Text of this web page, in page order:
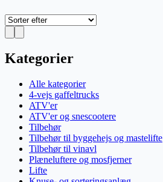
Kategorier
Alle kategorier
4-vejs gaffeltrucks
ATV'er
ATV'er og snescootere
Tilbehør
Tilbehør til byggehejs og mastelifte
Tilbehør til vinavl
Plæneluftere og mosfjerner
Lifte